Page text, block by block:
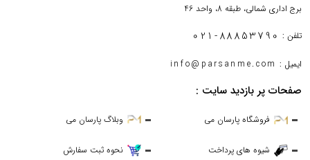
برج اداری شمالی، طبقه 8، واحد 46
تلفن : 021-88853790
ایمیل : info@parsanme.com
صفحات پر بازدید سایت :
فروشگاه پارسان می وبلاگ پارسان می
شیوه های پرداخت نحوه ثبت سفارش